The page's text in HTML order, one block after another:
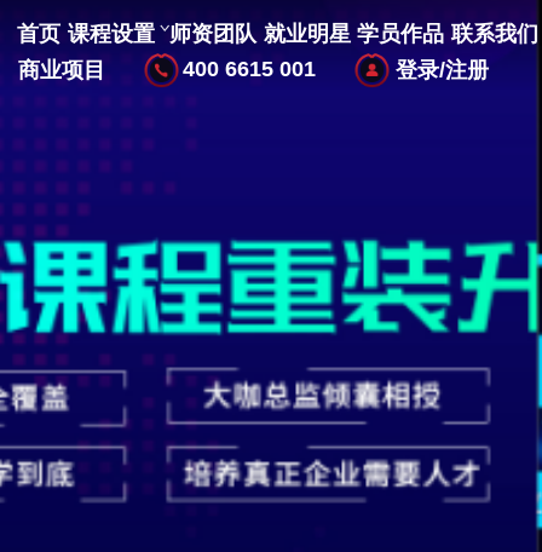
首页 课程设置 师资团队 就业明星 学员作品 联系我们
商业项目
400 6615 001 登录/注册